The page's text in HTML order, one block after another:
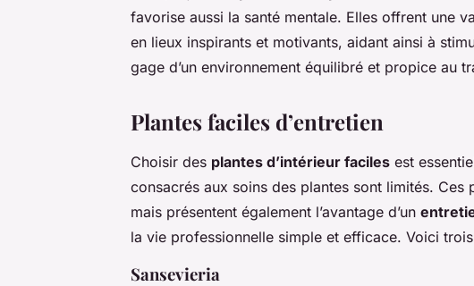
favorise aussi la santé mentale. Elles offrent une
en lieux inspirants et motivants, aidant ainsi à
gage d’un environnement équilibré et propice au
Plantes faciles d’entretien
Choisir des plantes d’intérieur faciles est
consacrés aux soins des plantes sont limités. Ces
mais présentent également l’avantage d’un
la vie professionnelle simple et efficace. Voici
Sansevieria